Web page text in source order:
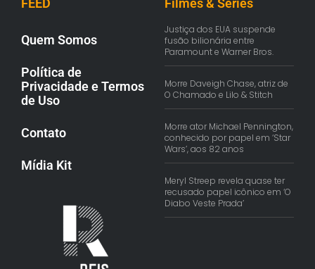
FEED
Quem Somos
Política de
Privacidade e Termos
de Uso
Contato
Mídia Kit
Filmes & Séries
Justiça dos EUA suspende
fusão bilionária entre
Paramount e Warner Bros.
Morre Daveigh Chase, atriz de
O Chamado e Lilo & Stitch
Morre ator Michael Pennington,
conhecido por papel em ‘Star
Wars’, aos 82 anos
Meryl Streep revela quase ter
recusado papel icônico em ‘O
Diabo Veste Prada’